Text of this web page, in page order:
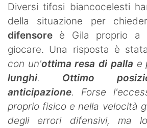
Diversi tifosi biancocelesti
della situazione per
difensore è Gila proprio a
giocare. Una risposta è
con un'ottima resa di palla e
lunghi. Ottimo
anticipazione. Forse
proprio fisico e nella velocità
degli errori difensivi, ma